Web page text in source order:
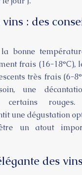
: des
bonne
frais (16-18°C),
très frais (6-
une
certains
une dégustation
un atout
des